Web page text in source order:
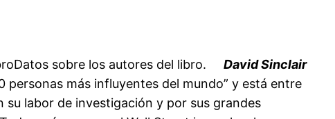
sobre los autores del libro.
David Sinclair
personas más influyentes del mundo” y está entre
su labor de investigación y por sus grandes